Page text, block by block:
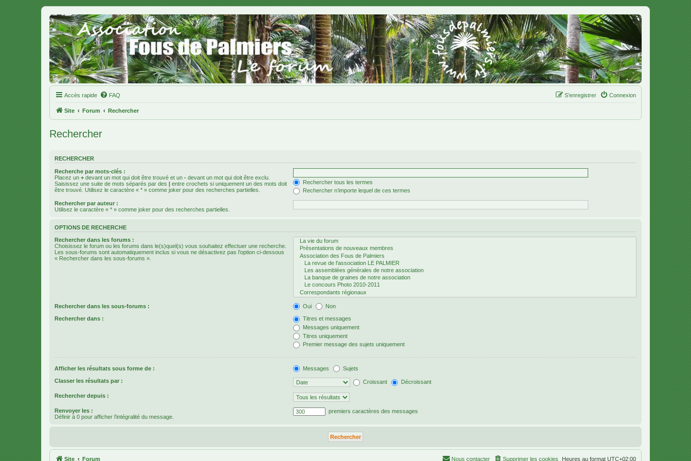
Accès rapide FAQ Connexion
S’enregistrer
Site Forum Rechercher
Rechercher
RECHERCHER
Recherche par mots-clés :
Placez un + devant un mot qui doit être trouvé et un - devant un mot qui doit être exclu.
Saisissez une suite de mots séparés par des | entre crochets si uniquement un des mots doit
être trouvé. Utilisez le caractère « * » comme joker pour des recherches partielles.
Rechercher tous les termes
Rechercher n’importe lequel de ces termes
Rechercher par auteur :
Utilisez le caractère « * » comme joker pour des recherches partielles.
OPTIONS DE RECHERCHE
Rechercher dans les forums :
Choisissez le forum ou les forums dans le(s)quel(s) vous souhaitez effectuer une recherche.
Les sous-forums sont automatiquement inclus si vous ne désactivez pas l’option ci-dessous
« Rechercher dans les sous-forums ».
Rechercher dans les sous-forums : Oui Non
Rechercher dans :
Titres et messages
Messages uniquement
Titres uniquement
Premier message des sujets uniquement
Afficher les résultats sous forme de : Messages Sujets
Classer les résultats par : Croissant Décroissant
Rechercher depuis :
Renvoyer les :
Définir à 0 pour afficher l’intégralité du message.
premiers caractères des messages
Site Forum Heures au format UTC+02:00
Supprimer les cookies
Nous contacter